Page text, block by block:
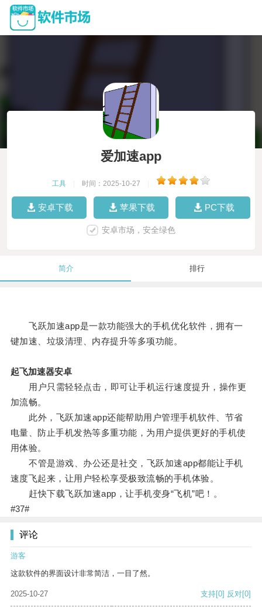
爱加速app
工具 时间：2025-10-27
安卓下载 苹果下载 PC下载
安卓市场，安全绿色
简介 排行
飞跃加速app是一款功能强大的手机优化软件，拥有一
键加速、垃圾清理、内存提升等多项功能。
起飞加速器安卓
用户只需轻轻点击，即可让手机运行速度提升，操作更
加流畅。
此外，飞跃加速app还能帮助用户管理手机软件、节省
电量、防止手机发热等多重功能，为用户提供更好的手机使
用体验。
不管是游戏、办公还是社交，飞跃加速app都能让手机
速度飞起来，让用户轻松享受极致流畅的手机体验。
赶快下载飞跃加速app，让手机变身“飞机”吧！。
#37#
评论
游客
这款软件的界面设计非常简洁，一目了然。
2025-10-27 支持[0] 反对[0]